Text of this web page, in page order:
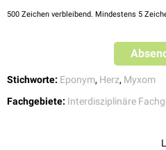
Sertolizelltumoren
Hormonelle Symptome
Akromegalie
500 Zeichen verbleibend. Mindestens 5
Stichworte: Eponym, Herz, Myxom
Fachgebiete: Interdisziplinäre